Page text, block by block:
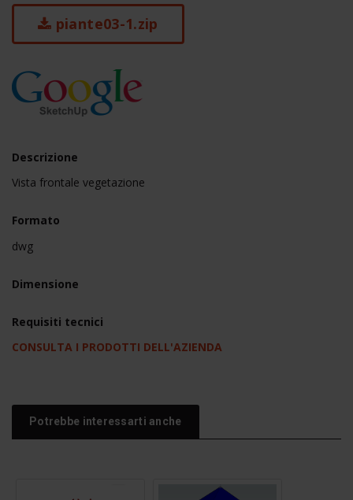
piante03-1.zip
Descrizione
Vista frontale vegetazione
Formato
dwg
Dimensione
Requisiti tecnici
CONSULTA I PRODOTTI DELL'AZIENDA
Potrebbe interessarti anche